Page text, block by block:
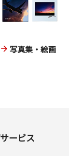
写真集・絵画
ービス